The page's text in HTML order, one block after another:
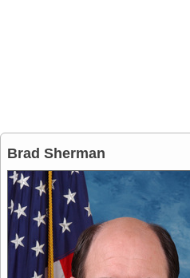
Brad Sherman